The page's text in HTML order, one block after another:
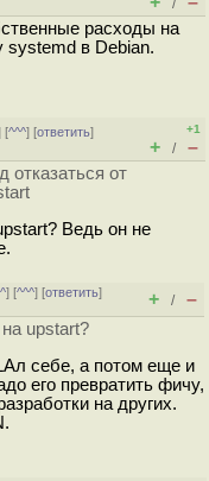
/
расходы на
systemd в Debian.
[^^^] [ответить]
+1
+ / –
отказаться от
Ведь он не
] [^^^] [ответить]
+ / –
upstart?
себе, а потом еще и
его превратить фичу,
на других.